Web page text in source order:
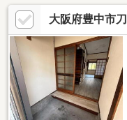
富で、すっきりとした暮
一邸です。【リフォーム
ームがいる為、専門のス
をうかがい、お客様のニ
ております♪経験豊富な営
ただきます♪
大阪府豊中市